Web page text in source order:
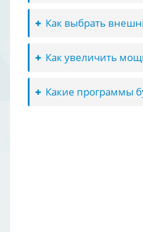
Как выбрать
Как увеличить
Какие программы